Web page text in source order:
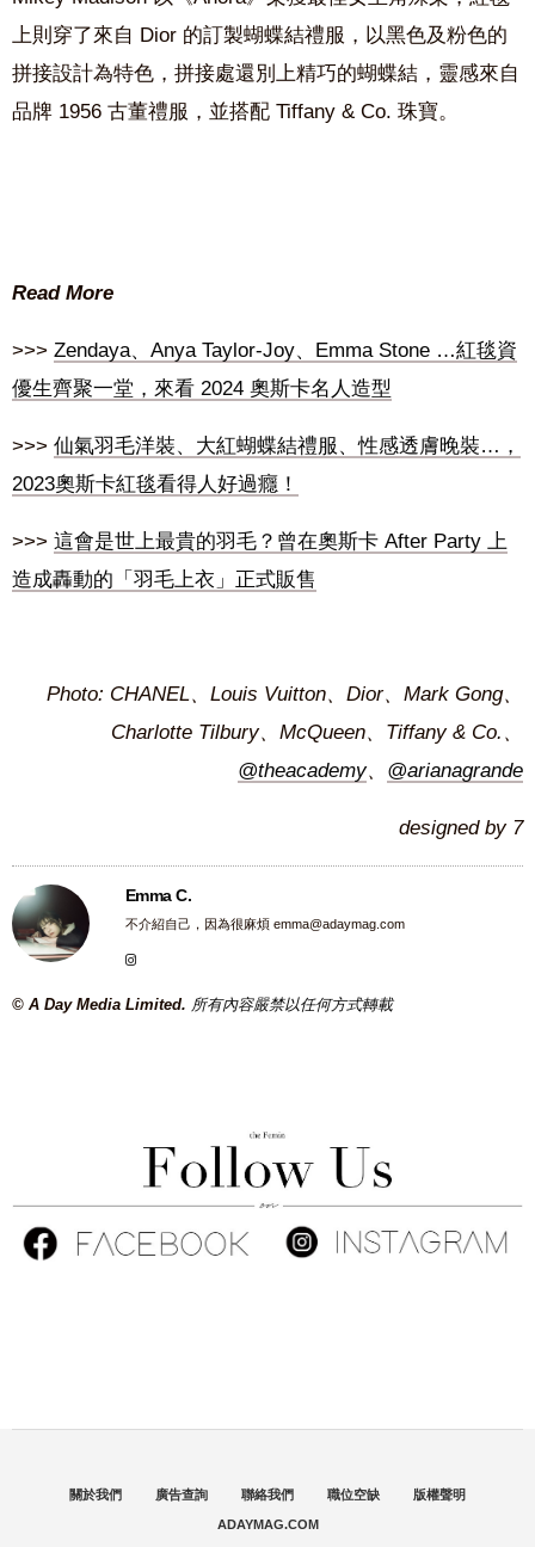
上則穿了來自 Dior 的訂製蝴蝶結禮服，以黑色及粉色的
拼接設計為特色，拼接處還別上精巧的蝴蝶結，靈感來自
品牌 1956 古董禮服，並搭配 Tiffany & Co. 珠寶。
Read More
>>> Zendaya、Anya Taylor-Joy、Emma Stone …紅毯資
優生齊聚一堂，來看 2024 奧斯卡名人造型
>>> 仙氣羽毛洋裝、大紅蝴蝶結禮服、性感透膚晚裝…，
2023奧斯卡紅毯看得人好過癮！
>>> 這會是世上最貴的羽毛？曾在奧斯卡 After Party 上
造成轟動的「羽毛上衣」正式販售
Photo: CHANEL、Louis Vuitton、Dior、Mark Gong、
Charlotte Tilbury、McQueen、 Tiffany& Co.、
@theacademy、 @arianagrande
designed by 7
Emma C.
不介紹自己，因為很麻煩 emma@adaymag.com
© A Day Media Limited. 所有內容嚴禁以任何方式轉載
關於我們 廣告查詢 聯絡我們 職位空缺 版權聲明
ADAYMAG.COM